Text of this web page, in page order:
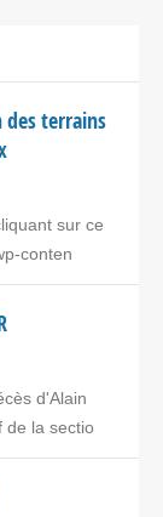
des terrains
sur ce
conten
d'Alain
de la sectio